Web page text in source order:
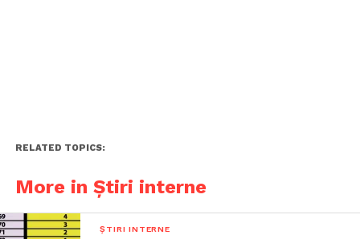
RELATED TOPICS:
More in Știri interne
ȘTIRI INTERNE